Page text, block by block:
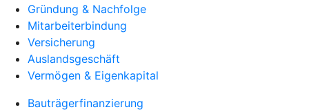
Gründung & Nachfolge
Mitarbeiterbindung
Versicherung
Auslandsgeschäft
Vermögen & Eigenkapital
Bauträgerfinanzierung